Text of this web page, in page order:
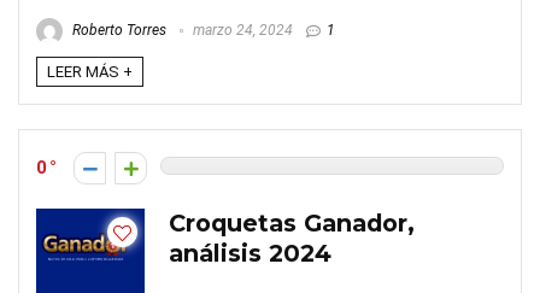
Roberto Torres marzo 24, 2024 1
LEER MÁS +
0
Croquetas Ganador,
análisis 2024